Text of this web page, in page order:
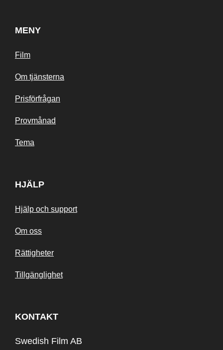
MENY
Film
Om tjänsterna
Prisförfrågan
Provmånad
Tema
HJÄLP
Hjälp och support
Om oss
Rättigheter
Tillgänglighet
KONTAKT
Swedish Film AB